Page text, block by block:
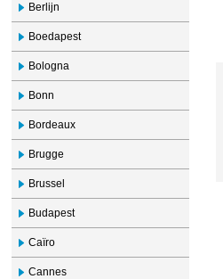
Berlijn
Boedapest
Bologna
Bonn
Bordeaux
Brugge
Brussel
Budapest
Caïro
Cannes